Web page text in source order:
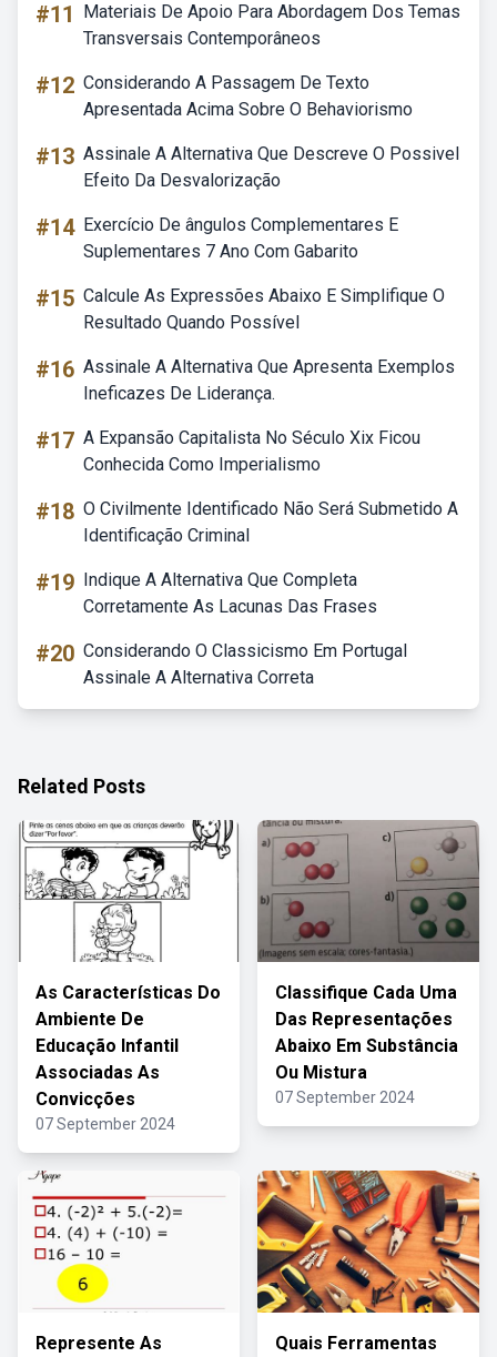
#11
Materiais De Apoio Para Abordagem Dos Temas
Transversais Contemporâneos
#12 Considerando A Passagem De Texto
Apresentada Acima Sobre O Behaviorismo
#13 Assinale A Alternativa Que Descreve O Possivel
Efeito Da Desvalorização
#14 Exercício De ângulos Complementares E
Suplementares 7 Ano Com Gabarito
#15 Calcule As Expressões Abaixo E Simplifique O
Resultado Quando Possível
#16 Assinale A Alternativa Que Apresenta Exemplos
Ineficazes De Liderança.
#17 A Expansão Capitalista No Século Xix Ficou
Conhecida Como Imperialismo
#18 O Civilmente Identificado Não Será Submetido A
Identificação Criminal
#19 Indique A Alternativa Que Completa
Corretamente As Lacunas Das Frases
#20 Considerando O Classicismo Em Portugal
Assinale A Alternativa Correta
Related Posts
As Características Do
Ambiente De
Educação Infantil
Associadas As
Convicções
07 September 2024
Classifique Cada Uma
Das Representações
Abaixo Em Substância
Ou Mistura
07 September 2024
Represente As Quais Ferramentas